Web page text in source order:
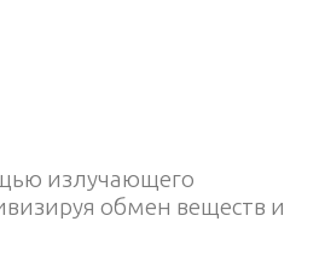
излучающего
обмен веществ и